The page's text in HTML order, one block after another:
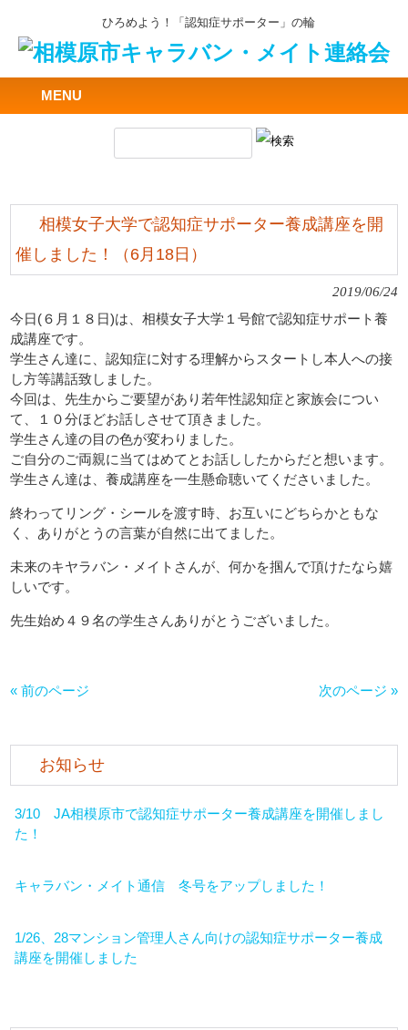
ひろめよう！「認知症サポーター」の輪
MENU
相模女子大学で認知症サポーター養成講座を開
催しました！（6月18日）
2019/06/24
今日(６月１８日)は、相模女子大学１号館で認知症サポート養
成講座です。
学生さん達に、認知症に対する理解からスタートし本人への接
し方等講話致しました。
今回は、先生からご要望があり若年性認知症と家族会につい
て、１０分ほどお話しさせて頂きました。
学生さん達の目の色が変わりました。
ご自分のご両親に当てはめてとお話ししたからだと想います。
学生さん達は、養成講座を一生懸命聴いてくださいました。
終わってリング・シールを渡す時、お互いにどちらかともな
く、ありがとうの言葉が自然に出てました。
未来のキヤラバン・メイトさんが、何かを掴んで頂けたなら嬉
しいです。
先生始め４９名の学生さんありがとうございました。
« 前のページ 次のページ »
お知らせ
3/10 JA相模原市で認知症サポーター養成講座を開催しまし
た！
キャラバン・メイト通信 冬号をアップしました！
1/26、28マンション管理人さん向けの認知症サポーター養成
講座を開催しました